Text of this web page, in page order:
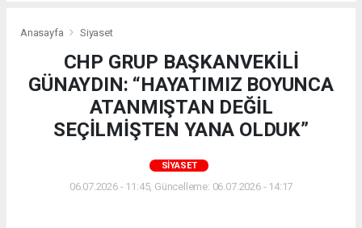
Anasayfa Siyaset
CHP GRUP BAŞKANVEKİLİ
GÜNAYDIN: “HAYATIMIZ BOYUNCA
ATANMIŞTAN DEĞİL
SEÇİLMİŞTEN YANA OLDUK”
SIYASET
06.07.2026 - 11:45, Güncelleme: 06.07.2026 - 14:17